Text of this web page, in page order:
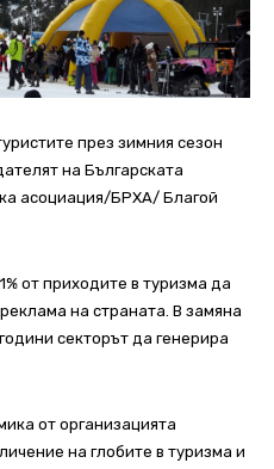
през зимния сезон
на Българската
асоциация/БРХА/ Благой
от приходите в туризма да
на страната. В замяна
секторът да генерира
от организацията
на глобите в туризма и